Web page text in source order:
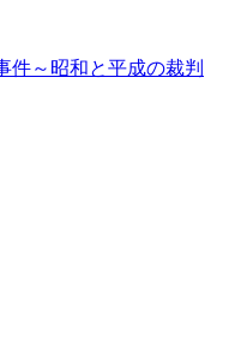
件～昭和と平成の裁判